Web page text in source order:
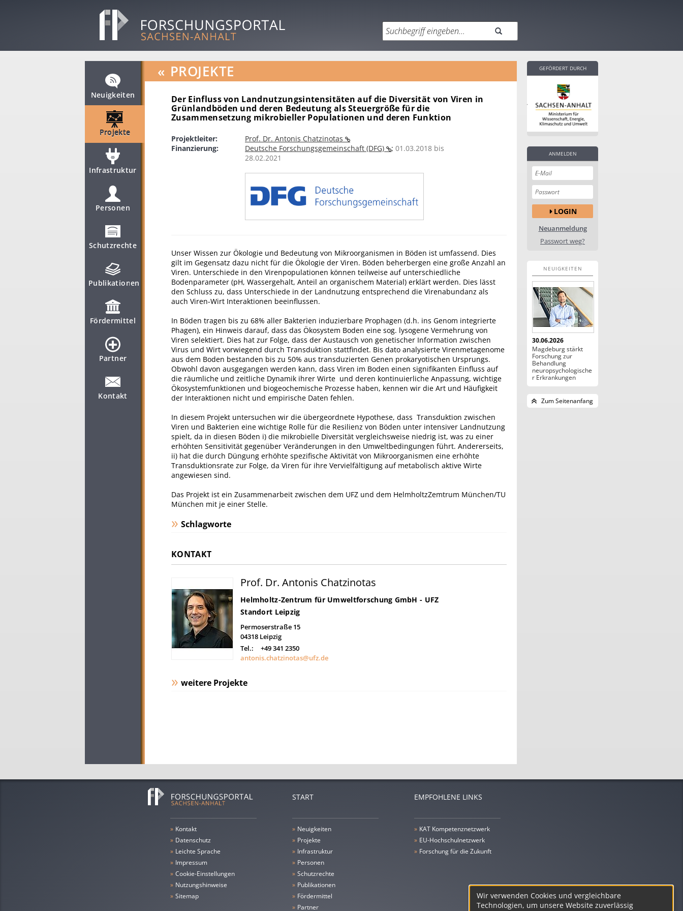
Neuigkeiten
Projekte
Infrastruktur
Personen
Schutzrechte
Publikationen
Fördermittel
Partner
Kontakt
« PROJEKTE
Der Einfluss von Landnutzungsintensitäten auf die Diversität von Viren in
Grünlandböden und deren Bedeutung als Steuergröße für die
Zusammensetzung mikrobieller Populationen und deren Funktion
Projektleiter:
Prof. Dr. Antonis Chatzinotas
Finanzierung:
Deutsche Forschungsgemeinschaft (DFG) ; 01.03.2018 bis
28.02.2021
Unser Wissen zur Ökologie und Bedeutung von Mikroorganismen in Böden ist umfassend. Dies
gilt im Gegensatz dazu nicht für die Ökologie der Viren. Böden beherbergen eine große Anzahl an
Viren. Unterschiede in den Virenpopulationen können teilweise auf unterschiedliche
Bodenparameter (pH, Wassergehalt, Anteil an organischem Material) erklärt werden. Dies lässt
den Schluss zu, dass Unterschiede in der Landnutzung entsprechend die Virenabundanz als
auch Viren-Wirt Interaktionen beeinflussen.
In Böden tragen bis zu 68% aller Bakterien induzierbare Prophagen (d.h. ins Genom integrierte
Phagen), ein Hinweis darauf, dass das Ökosystem Boden eine sog. lysogene Vermehrung von
Viren selektiert. Dies hat zur Folge, dass der Austausch von genetischer Information zwischen
Virus und Wirt vorwiegend durch Transduktion stattfindet. Bis dato analysierte Virenmetagenome
aus dem Boden bestanden bis zu 50% aus transduzierten Genen prokaryotischen Ursprungs.
Obwohl davon ausgegangen werden kann, dass Viren im Boden einen signifikanten Einfluss auf
die räumliche und zeitliche Dynamik ihrer Wirte und deren kontinuierliche Anpassung, wichtige
Ökosystemfunktionen und biogeochemische Prozesse haben, kennen wir die Art und Häufigkeit
der Interaktionen nicht und empirische Daten fehlen.
In diesem Projekt untersuchen wir die übergeordnete Hypothese, dass Transduktion zwischen
Viren und Bakterien eine wichtige Rolle für die Resilienz von Böden unter intensiver Landnutzung
spielt, da in diesen Böden i) die mikrobielle Diversität vergleichsweise niedrig ist, was zu einer
erhöhten Sensitivität gegenüber Veränderungen in den Umweltbedingungen führt. Andererseits,
ii) hat die durch Düngung erhöhte spezifische Aktivität von Mikroorganismen eine erhöhte
Transduktionsrate zur Folge, da Viren für ihre Vervielfältigung auf metabolisch aktive Wirte
angewiesen sind.
Das Projekt ist ein Zusammenarbeit zwischen dem UFZ und dem HelmholtzZemtrum München/TU
München mit je einer Stelle.
Schlagworte
KONTAKT
Prof. Dr. Antonis Chatzinotas
Helmholtz-Zentrum für Umweltforschung GmbH - UFZ
Standort Leipzig
Permoserstraße 15
04318 Leipzig
Tel.:
+49 341 2350
antonis.chatzinotas@ufz.de
weitere Projekte
GEFÖRDERT DURCH
ANMELDEN
LOGIN
Neuanmeldung
Passwort weg?
NEUIGKEITEN
30.06.2026
Magdeburg stärkt
Forschung zur
Behandlung
neuropsychologische
r Erkrankungen
Zum Seitenanfang
»
Kontakt
»
Datenschutz
» leichte Sprache
» Impressum
»
Cookie-Einstellungen
»
Nutzungshinweise
»
Sitemap
START
» Neuigkeiten
» Projekte
» Infrastruktur
» Personen
» Schutzrechte
» Publikationen
» Fördermittel
» Partner
EMPFOHLENE LINKS
» KAT Kompetenznetzwerk
» EU-Hochschulnetzwerk
» Forschung für die Zukunft
Wir verwenden Cookies und vergleichbare
Technologien, um unsere Website zuverlässig